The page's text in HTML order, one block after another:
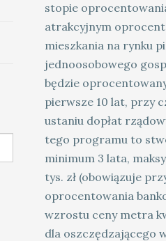
stopie
atrakcyjnym
mieszkania na rynku
jednoosobowego
będzie
pierwsze 10 lat, przy
ustaniu dopłat
tego programu to
minimum 3 lata,
tys. zł (obowiązuje
oprocentowania
wzrostu ceny metra
dla oszczędzającego